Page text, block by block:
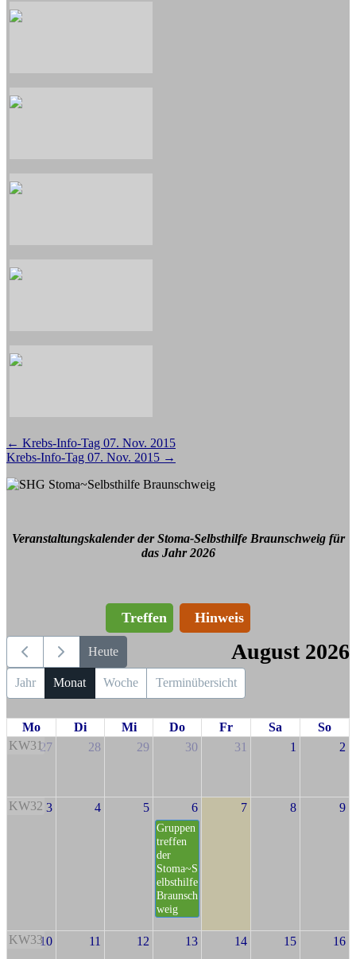
Beitragsnavigation
← Krebs-Info-Tag 07. Nov. 2015
Krebs-Info-Tag 07. Nov. 2015 →
Veranstaltungskalender der Stoma-Selbsthilfe Braunschweig für
das Jahr 2026
Treffen Hinweis
Heute August 2026
Jahr Monat Woche Terminübersicht
Mo Di Mi Do Fr Sa
So
KW3127 28 29 30 31 1 2
KW32 3 4 5 6
Gruppen
treffen
der
Stoma~S
elbsthilfe
Braunsch
weig
7 8 9
KW3310 11 12 13 14 15 16